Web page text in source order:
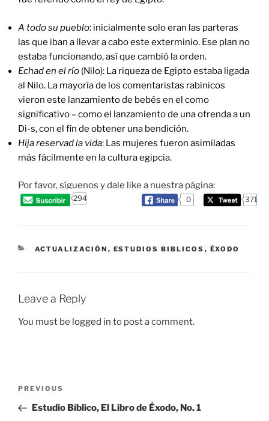
A todo su pueblo: inicialmente solo eran las parteras
las que iban a llevar a cabo este exterminio. Ese plan no
estaba funcionando, así que cambió la orden.
Echad en el río (Nilo): La riqueza de Egipto estaba ligada
al Nilo. La mayoría de los comentaristas rabínicos
vieron este lanzamiento de bebés en el como
significativo – como el lanzamiento de una ofrenda a un
Di-s, con el fin de obtener una bendición.
Hija reservad la vida: Las mujeres fueron asimiladas
más fácilmente en la cultura egipcia.
Por favor, síguenos y dale like a nuestra página:
294 0 371
CATEGORIES
ACTUALIZACIÓN , ESTUDIOS BIBLICOS , ÉXODO
Leave a Reply
You must be logged in to post a comment.
Previous
Post
PREVIOUS
Estudio Bíblico, El Libro de Éxodo, No. 1